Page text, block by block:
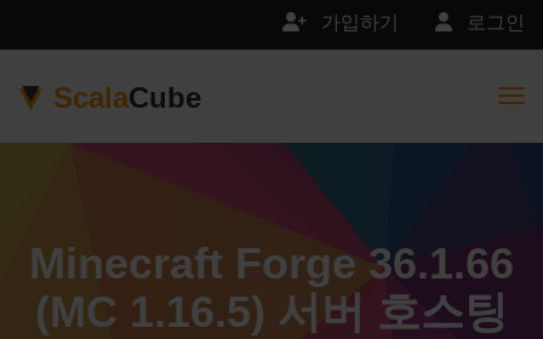
로그인
가입하기
ScalaCube
Minecraft Forge 36.1.66
(MC 1.16.5) 서버 호스팅